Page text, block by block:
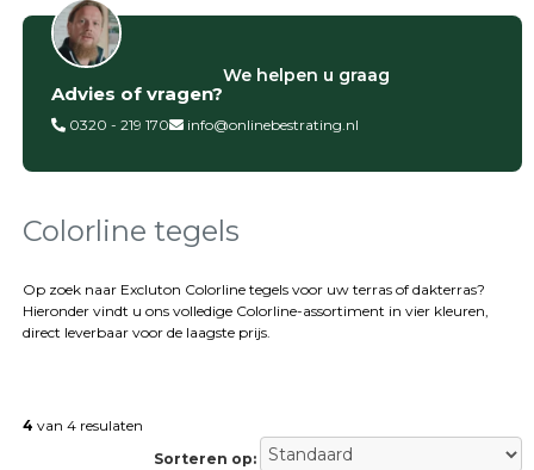
Filter op
Categorieën
Betontegels
tegels
Natuursteen
Terrastegels
Tuintegels
Advies of vragen?
We helpen u graag
0320 - 219 170 info@onlinebestrating.nl
Colorline tegels
Op zoek naar Excluton Colorline tegels voor uw terras of dakterras?
Hieronder vindt u ons volledige Colorline-assortiment in vier kleuren,
direct leverbaar voor de laagste prijs.
4 van 4 resulaten
Sorteren op: